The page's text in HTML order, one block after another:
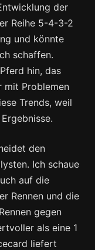
der
Reihe 5-4-3-2
und könnte
schaffen.
hin, das
mit Problemen
Trends, weil
den
Ich schaue
auf die
Rennen und die
gegen
als eine 1
liefert